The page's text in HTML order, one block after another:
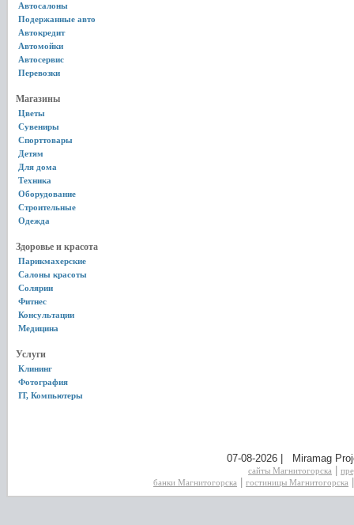
Автосалоны
Подержанные авто
Автокредит
Автомойки
Автосервис
Перевозки
Магазины
Цветы
Сувениры
Спорттовары
Детям
Для дома
Техника
Оборудование
Строительные
Одежда
Здоровье и красота
Парикмахерские
Салоны красоты
Солярии
Фитнес
Консультации
Медицина
Услуги
Клининг
Фотография
IT, Компьютеры
07-08-2026 | Miramag
сайты Магнитогорска
банки Магнитогорска
гостиницы Магнитогорска